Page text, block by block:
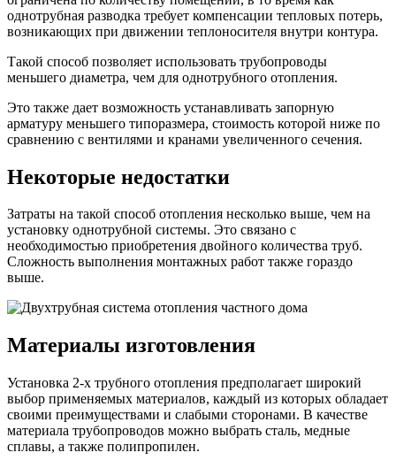
однотрубная разводка требует компенсации тепловых потерь,
возникающих при движении теплоносителя внутри контура.
Такой способ позволяет использовать трубопроводы
меньшего диаметра, чем для однотрубного отопления.
Это также дает возможность устанавливать запорную
арматуру меньшего типоразмера, стоимость которой ниже по
сравнению с вентилями и кранами увеличенного сечения.
Некоторые недостатки
Затраты на такой способ отопления несколько выше, чем на
установку однотрубной системы. Это связано с
необходимостью приобретения двойного количества труб.
Сложность выполнения монтажных работ также гораздо
выше.
Материалы изготовления
Установка 2-х трубного отопления предполагает широкий
выбор применяемых материалов, каждый из которых обладает
своими преимуществами и слабыми сторонами. В качестве
материала трубопроводов можно выбрать сталь, медные
сплавы, а также полипропилен.